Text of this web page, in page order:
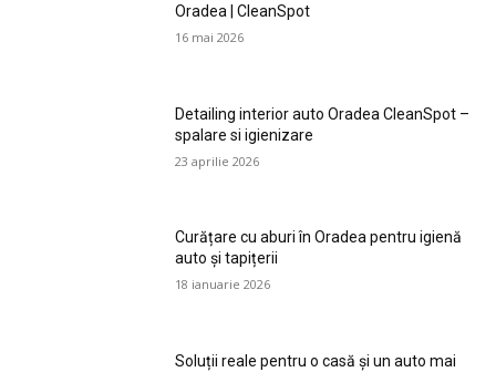
Oradea | CleanSpot
16 mai 2026
Detailing interior auto Oradea CleanSpot –
spalare si igienizare
23 aprilie 2026
Curățare cu aburi în Oradea pentru igienă
auto și tapițerii
18 ianuarie 2026
Soluții reale pentru o casă și un auto mai